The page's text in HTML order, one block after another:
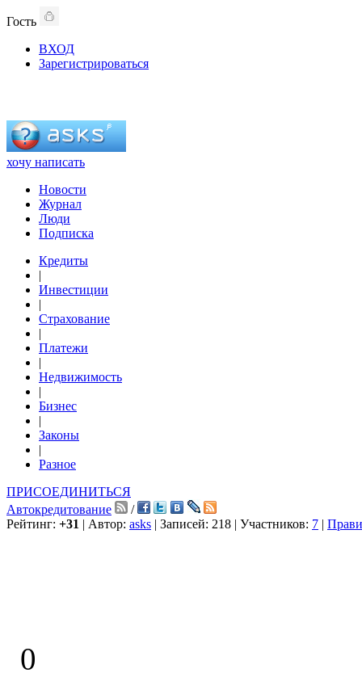
Гость
ВХОД
Зарегистрироваться
хочу написать
Новости
Журнал
Люди
Подписка
Кредиты
|
Инвестиции
|
Страхование
|
Платежи
|
Недвижимость
|
Бизнес
|
Законы
|
Разное
ПРИСОЕДИНИТЬСЯ
Автокредитование
/
Рейтинг: +31 | Автор: asks | Записей: 218 | Участников: 7 |
0